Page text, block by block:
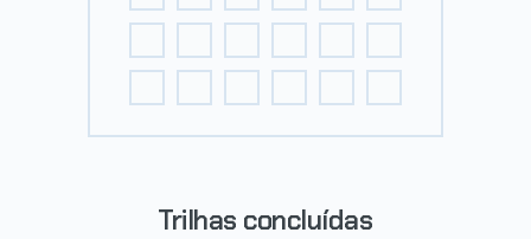
Trilhas concluídas